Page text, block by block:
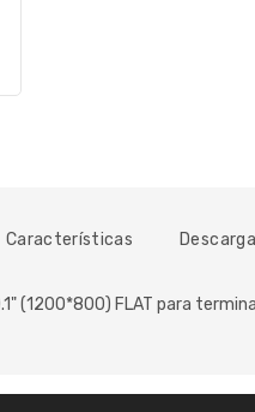
Características
(1200*800) FLAT para